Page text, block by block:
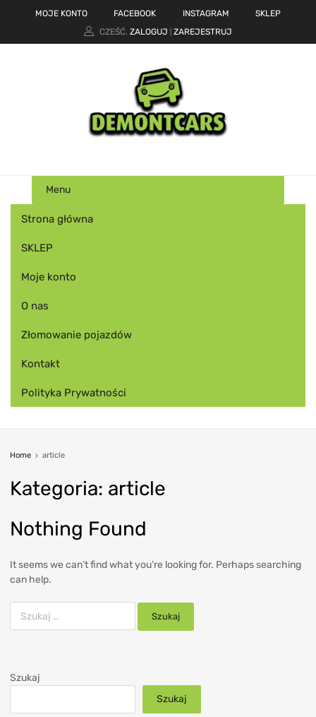
MOJE KONTO FACEBOOK INSTAGRAM
SKLEP
CZEŚĆ. ZALOGUJ ZAREJESTRUJ
Menu
Strona główna
SKLEP
Moje konto
O nas
Złomowanie pojazdów
Kontakt
Polityka Prywatności
Home article
Kategoria: article
Nothing Found
It seems we can’t find what you’re looking for. Perhaps searching
can help.
Szukaj
Szukaj